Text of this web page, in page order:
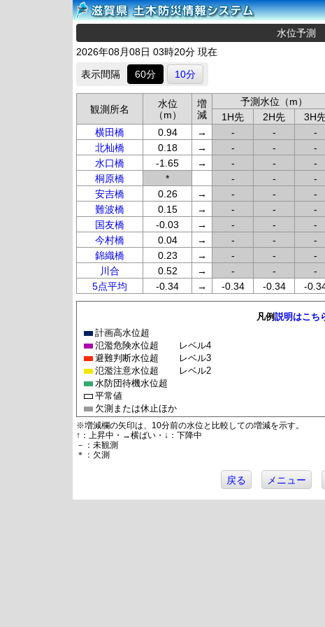
水位予測
2026年08月08日 03時20分 現在
表示間隔
60分 10分
観測所名
水位
（m）
増
減
予測水位（m）
1H先 2H先
3H
横田橋
0.94 → - - -
北杣橋
0.18 → - - -
水口橋
-1.65 → - - -
桐原橋
* - - -
安吉橋
0.26 → - - -
難波橋
0.15 → - - -
国友橋
-0.03 → - - -
今村橋
0.04 → - - -
錦織橋
0.23 → - - -
川合
0.52 → - - -
5点平均
-0.34 → -0.34 -0.34 -
凡例説明はこち
計画高水位超
氾濫危険水位超
レベル4
避難判断水位超
レベル3
氾濫注意水位超
レベル2
水防団待機水位超
平常値
欠測または休止ほか
※増減欄の矢印は、10分前の水位と比較しての増減を示す。
↑：上昇中・→横ばい・↓：下降中
－：未観測
＊：欠測
戻る メニュー